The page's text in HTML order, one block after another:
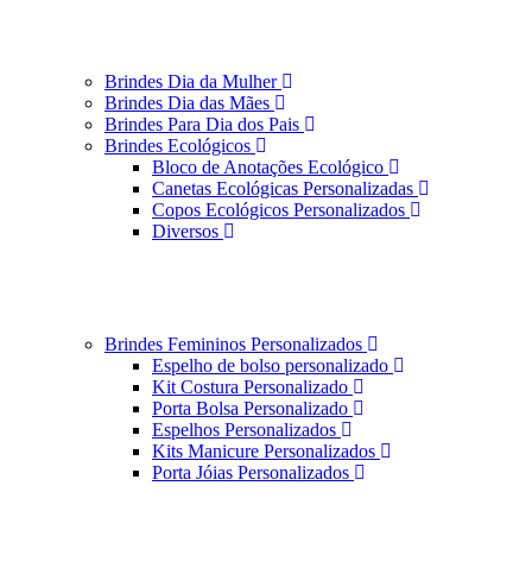
Brindes Dia da Mulher
Brindes Dia das Mães
Brindes Para Dia dos Pais
Brindes Ecológicos
Bloco de Anotações Ecológico
Canetas Ecológicas Personalizadas
Copos Ecológicos Personalizados
Diversos
Brindes Femininos Personalizados
Espelho de bolso personalizado
Kit Costura Personalizado
Porta Bolsa Personalizado
Espelhos Personalizados
Kits Manicure Personalizados
Porta Jóias Personalizados